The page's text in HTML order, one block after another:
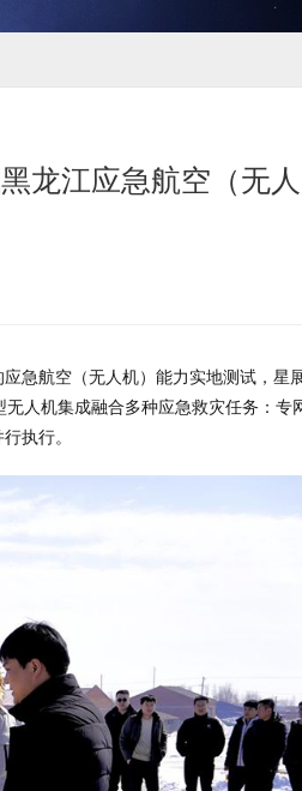
人机集成融合多种应急救灾任务：专
执行。